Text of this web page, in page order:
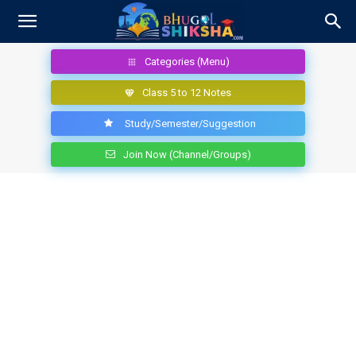
Categories (Menu)
Class 5 to 12 Notes
Study/Semester/Suggestion
Join Now (Channel/Groups)